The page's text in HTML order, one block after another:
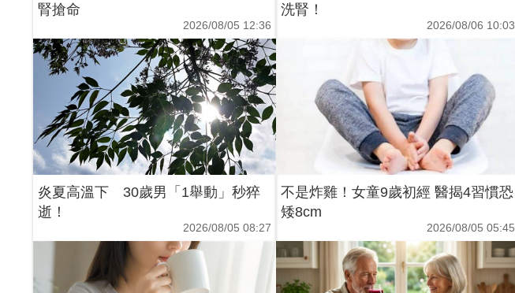
腎搶命
2026/08/05 12:36
洗腎！
2026/08/06 10:03
炎夏高溫下 30歲男「1舉動」秒猝
逝！
2026/08/05 08:27
不是炸雞！女童9歲初經 醫揭4習慣恐
矮8cm
2026/08/05 05:45